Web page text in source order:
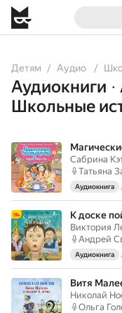
Детям Аудио
AllAudiobooks
Аудиокниги •
Школьные
Сабрина
Татьяна
Аудиокнига
К доске
Виктория
Андрей
Аудиокнига
Витя
Николай
Ольга